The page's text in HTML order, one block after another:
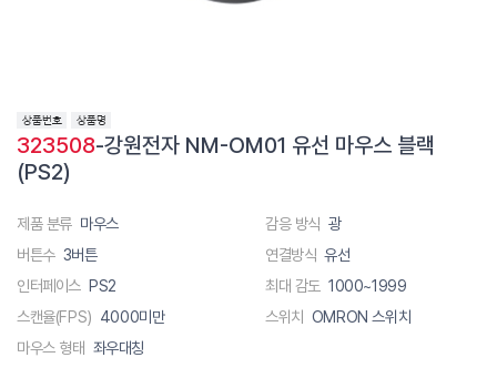
323508-강원전자 NM-OM01 유선 마우스 블랙
(PS2)
제품 분류 마우스 감응 방식 광
버튼수 3버튼 연결방식 유선
인터페이스 PS2 최대 감도 1000~1999
스캔율(FPS) 4000미만 스위치 OMRON 스위치
마우스 형태 좌우대칭